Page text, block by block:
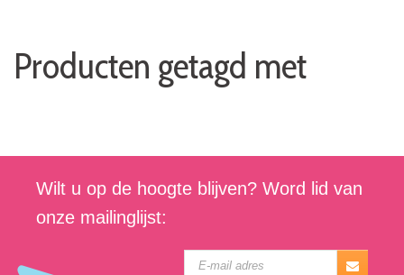
Producten getagd met
Wilt u op de hoogte blijven? Word lid van
onze mailinglijst: